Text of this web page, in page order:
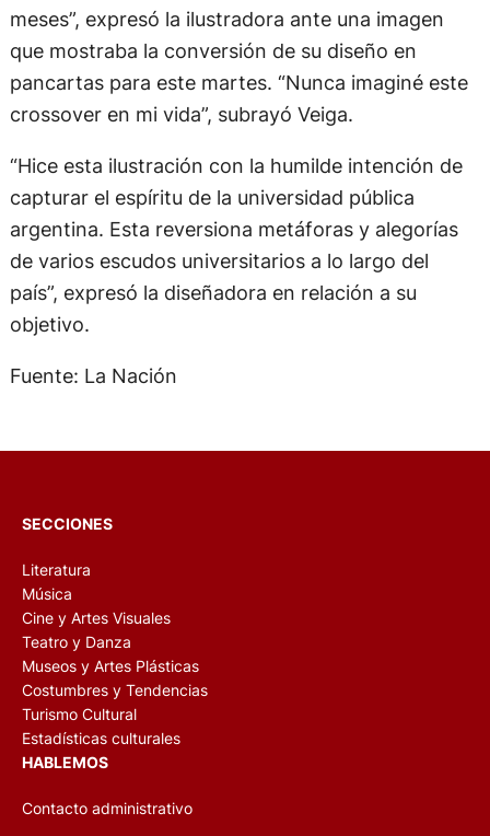
meses”, expresó la ilustradora ante una imagen
que mostraba la conversión de su diseño en
pancartas para este martes. “Nunca imaginé este
crossover en mi vida”, subrayó Veiga.
“Hice esta ilustración con la humilde intención de
capturar el espíritu de la universidad pública
argentina. Esta reversiona metáforas y alegorías
de varios escudos universitarios a lo largo del
país”, expresó la diseñadora en relación a su
objetivo.
Fuente: La Nación
SECCIONES
Literatura
Música
Cine y Artes Visuales
Teatro y Danza
Museos y Artes Plásticas
Costumbres y Tendencias
Turismo Cultural
Estadísticas culturales
HABLEMOS
Contacto administrativo